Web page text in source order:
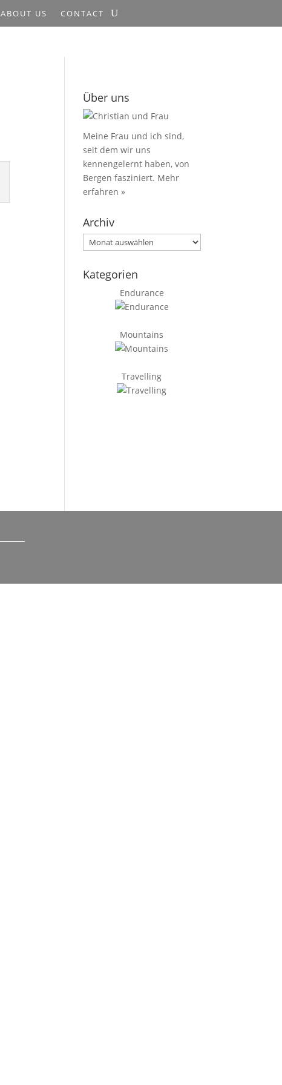
ABOUT US CONTACT
Über uns
Meine Frau und ich sind,
seit dem wir uns
kennengelernt haben, von
Bergen fasziniert. Mehr
erfahren »
Archiv
Archiv
Kategorien
Endurance
Mountains
Travelling